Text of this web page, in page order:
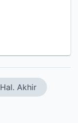
Hal. Akhir